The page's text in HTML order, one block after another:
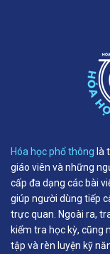
Hóa học phổ thông là
giáo viên và những
cấp đa dạng các bài
giúp người dùng tiếp
trực quan. Ngoài ra,
kiểm tra học kỳ, cũng
tập và rèn luyện kỹ